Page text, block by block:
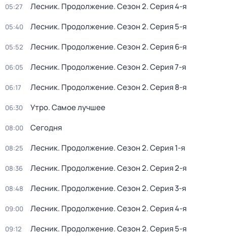
05:27 Лесник. Продолжение. Сезон 2. Серия 4-я
05:40 Лесник. Продолжение. Сезон 2. Серия 5-я
05:52 Лесник. Продолжение. Сезон 2. Серия 6-я
06:05 Лесник. Продолжение. Сезон 2. Серия 7-я
06:17 Лесник. Продолжение. Сезон 2. Серия 8-я
06:30 Утро. Самое лучшее
08:00 Сегодня
08:25 Лесник. Продолжение. Сезон 2. Серия 1-я
08:36 Лесник. Продолжение. Сезон 2. Серия 2-я
08:48 Лесник. Продолжение. Сезон 2. Серия 3-я
09:00 Лесник. Продолжение. Сезон 2. Серия 4-я
09:12 Лесник. Продолжение. Сезон 2. Серия 5-я